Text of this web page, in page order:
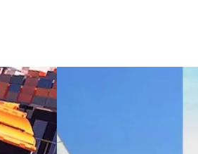
Dernekler ve
Birlikler
Moda